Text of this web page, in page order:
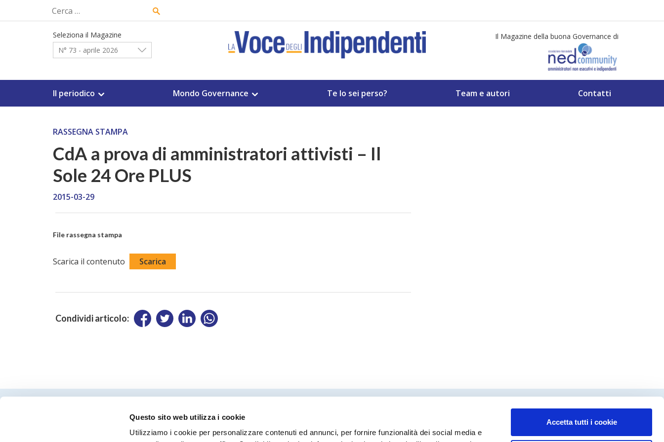
Questo sito web utilizza i cookie
Utilizziamo i cookie per personalizzare contenuti ed annunci, per fornire funzionalità dei social media e
Accetta tutti i cookie
Ricerca
per:
Seleziona il Magazine
N° 73 - aprile 2026
Il Magazine della buona Governance di
Il periodico Mondo Governance Te lo sei perso? Team e autori Contatti
RASSEGNA STAMPA
CdA a prova di amministratori attivisti – Il
Sole 24 Ore PLUS
2015-03-29
File rassegna stampa
Scarica il contenuto Scarica
Condividi articolo:
Direttore responsabile
Coordinamento editoriale